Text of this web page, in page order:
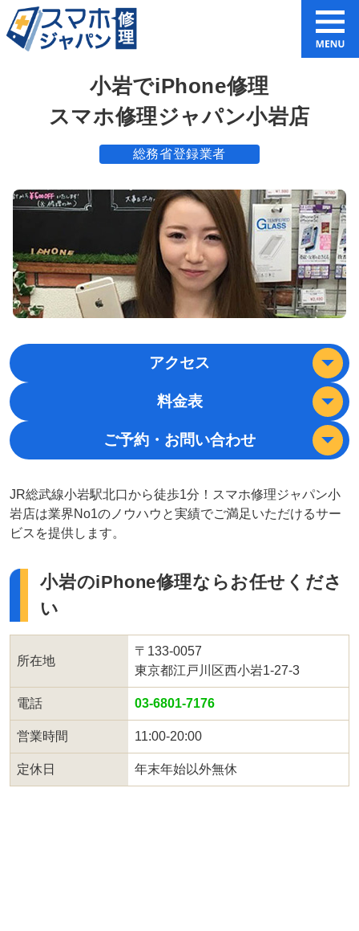
小岩でiPhone修理
スマホ修理ジャパン小岩店
総務省登録業者
アクセス
料金表
ご予約・お問い合わせ
JR総武線小岩駅北口から徒歩1分！スマホ修理ジャパン小
岩店は業界No1のノウハウと実績でご満足いただけるサー
ビスを提供します。
小岩のiPhone修理ならお任せくださ
い
所在地
〒133-0057
東京都江戸川区西小岩1-27-3
電話 03-6801-7176
営業時間 11:00-20:00
定休日 年末年始以外無休